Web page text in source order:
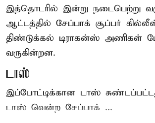
இத்தொடரில் இன்று நடைபெற்று
ஆட்டத்தில் சேப்பாக் சூப்பர்
திண்டுக்கல் டிராகன்ஸ் அணிகள்
வருகின்றன.
டாஸ்
இப்போட்டிக்கான டாஸ்
டாஸ் வென்ற சேப்பாக் ...